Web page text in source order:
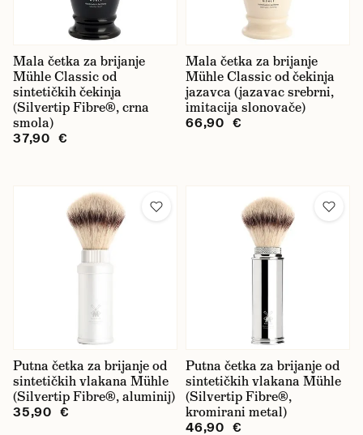
Mala četka za brijanje
Mühle Classic od
sintetičkih čekinja
(Silvertip Fibre®, crna
smola)
37,90 €
Mala četka za brijanje
Mühle Classic od čekinja
jazavca (jazavac srebrni,
imitacija slonovače)
66,90 €
Putna četka za brijanje od
sintetičkih vlakana Mühle
(Silvertip Fibre®, aluminij)
35,90 €
Putna četka za brijanje od
sintetičkih vlakana Mühle
(Silvertip Fibre®,
kromirani metal)
46,90 €